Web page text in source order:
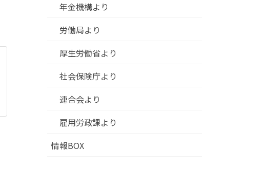
年金機構より
労働局より
厚生労働省より
社会保険庁より
連合会より
雇用労政課より
情報BOX